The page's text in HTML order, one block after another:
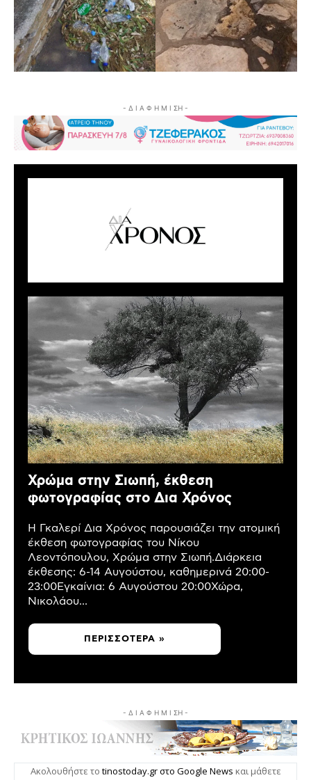
- Δ Ι Α Φ Η Μ Ι ΣΗ -
Χρώμα στην Σιωπή, έκθεση
φωτογραφίας στο Δια Χρόνος
Η Γκαλερί Δια Χρόνος παρουσιάζει την ατομική
έκθεση φωτογραφίας του Νίκου
Λεοντόπουλου, Χρώμα στην Σιωπή.Διάρκεια
έκθεσης: 6-14 Αυγούστου, καθημερινά 20:00-
23:00Εγκαίνια: 6 Αυγούστου 20:00Χώρα,
Νικολάου...
ΠΕΡΙΣΣΌΤΕΡΑ »
- Δ Ι Α Φ Η Μ Ι ΣΗ -
Ακολουθήστε το tinostoday.gr στο Google News και μάθετε